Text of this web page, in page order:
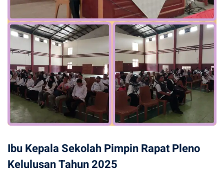
Ibu Kepala Sekolah Pimpin Rapat Pleno
Kelulusan Tahun 2025